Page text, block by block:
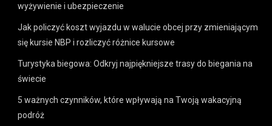
wyżywienie i ubezpieczenie
Jak policzyć koszt wyjazdu w walucie obcej przy zmieniającym
się kursie NBP i rozliczyć różnice kursowe
Turystyka biegowa: Odkryj najpiękniejsze trasy do biegania na
świecie
5 ważnych czynników, które wpływają na Twoją wakacyjną
podróż